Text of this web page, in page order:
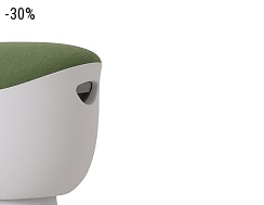
-30%